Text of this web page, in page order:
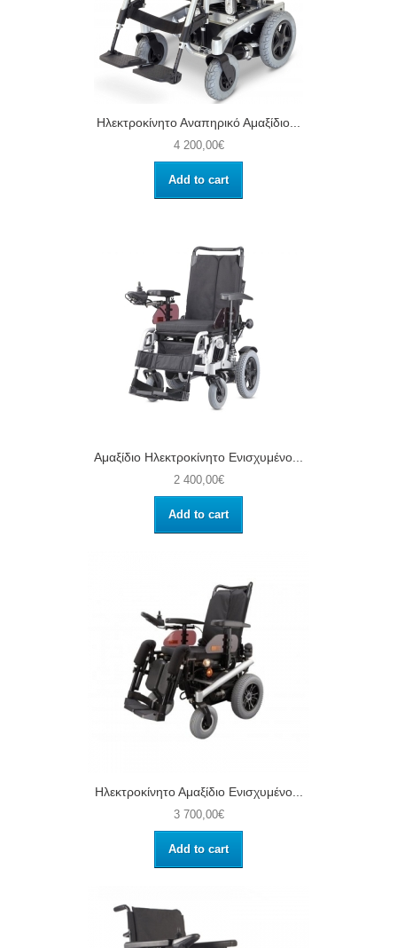
Ηλεκτροκίνητο Αναπηρικό Αμαξίδιο...
4 200,00€
Add to cart
Αμαξίδιο Ηλεκτροκίνητο Ενισχυμένο...
2 400,00€
Add to cart
Ηλεκτροκίνητο Αμαξίδιο Ενισχυμένο...
3 700,00€
Add to cart